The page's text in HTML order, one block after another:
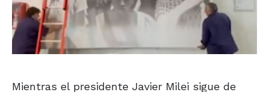
Mientras el presidente Javier Milei sigue de